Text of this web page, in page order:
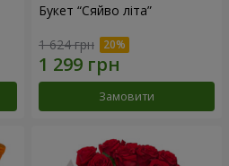
Букет “Сяйво літа”
1 624 грн
Замовити